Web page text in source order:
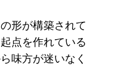
形が構築されて
点を作れている
味方が迷いなく